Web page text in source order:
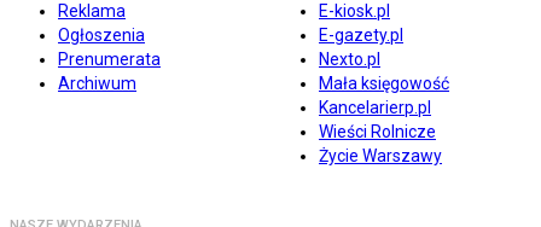
Reklama
Ogłoszenia
Prenumerata
Archiwum
E-kiosk.pl
E-gazety.pl
Nexto.pl
Mała księgowość
Kancelarierp.pl
Wieści Rolnicze
Życie Warszawy